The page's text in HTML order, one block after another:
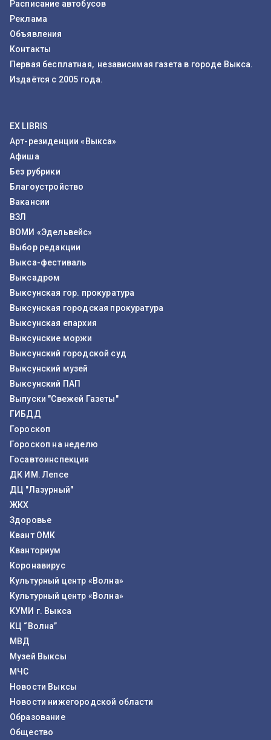
Расписание автобусов
Реклама
Объявления
Контакты
Первая бесплатная, независимая газета в городе Выкса.
Издаётся с 2005 года.
EX LIBRIS
Арт-резиденции «Выкса»
Афиша
Без рубрики
Благоустройство
Вакансии
ВЗЛ
ВОМИ «Эдельвейс»
Выбор редакции
Выкса-фестиваль
Выксадром
Выксунская гор. прокуратура
Выксунская городская прокуратура
Выксунская епархия
Выксунские моржи
Выксунский городской суд
Выксунский музей
Выксунский ПАП
Выпуски "Свежей Газеты"
ГИБДД
Гороскоп
Гороскоп на неделю
Госавтоинспекция
ДК ИМ. Лепсе
ДЦ "Лазурный"
ЖКХ
Здоровье
Квант ОМК
Кванториум
Коронавирус
Культурный центр «Волна»
Культурный центр «Волна»
КУМИ г. Выкса
КЦ “Волна”
МВД
Музей Выксы
МЧС
Новости Выксы
Новости нижегородской области
Образование
Общество